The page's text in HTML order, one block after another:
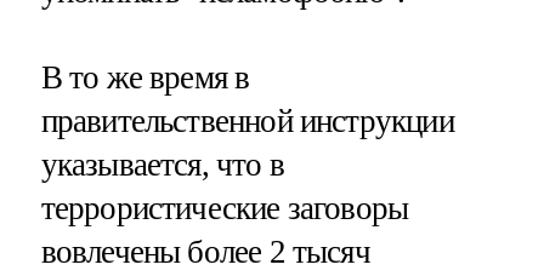
В то же время в
правительственной инструкции
указывается, что в
террористические заговоры
вовлечены более 2 тысяч